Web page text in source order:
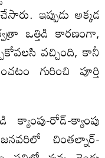
ఇప్పుడు అక్కడ
ఒత్తిడి కారణంగా,
వచ్చింది, కానీ
గురించి పూర్తి
రోడ్-క్యాంపు
చింతల్నార్-